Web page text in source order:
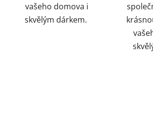
vašeho domova i
skvělým dárkem.